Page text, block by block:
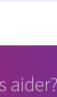
aider?